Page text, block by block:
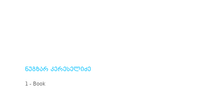
ნუგზარ კერესელიძე
1 - Book